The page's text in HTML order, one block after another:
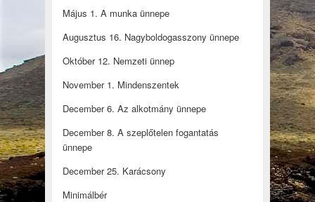
Május 1. A munka ünnepe
Augusztus 16. Nagyboldogasszony ünnepe
Október 12. Nemzeti ünnep
November 1. Mindenszentek
December 6. Az alkotmány ünnepe
December 8. A szeplőtelen fogantatás
ünnepe
December 25. Karácsony
Minimálbér